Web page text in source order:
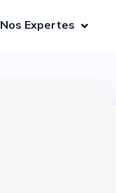
Nos Expertes